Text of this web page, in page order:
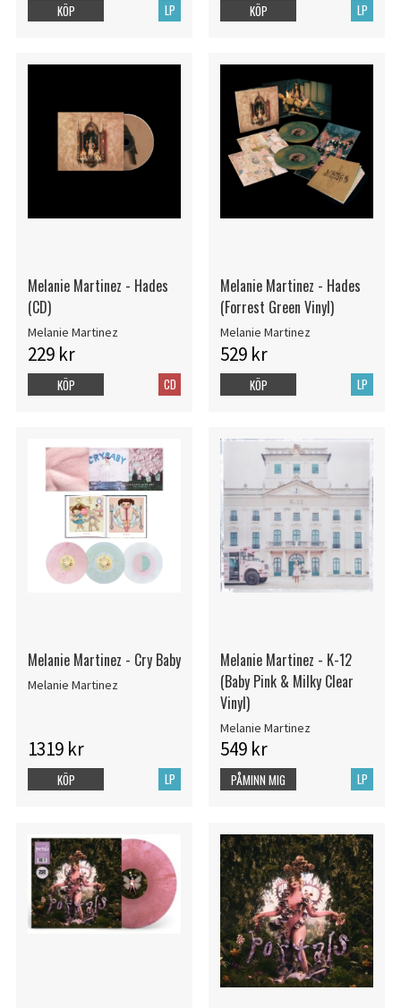
LP
KÖP LP
KÖP
Melanie Martinez - Hades
(CD)
Melanie Martinez
229 kr
CD
KÖP
Melanie Martinez - Hades
(Forrest Green Vinyl)
Melanie Martinez
529 kr
LP
KÖP
Melanie Martinez - Cry Baby
Melanie Martinez
1319 kr
LP
KÖP
Melanie Martinez - K-12
(Baby Pink & Milky Clear
Vinyl)
Melanie Martinez
549 kr
LP
PÅMINN MIG